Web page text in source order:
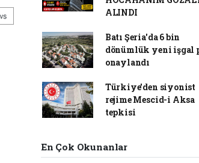
ALINDI
Batı Şeria'da 6 bin
dönümlük yeni işgal
onaylandı
Türkiye'den siyonist
rejime Mescid-i Aksa
tepkisi
En Çok Okunanlar